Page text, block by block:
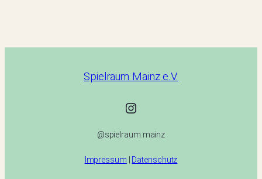
Spielraum Mainz e.V.
@spielraum.mainz
@spielraum.mainz
Impressum Datenschutz